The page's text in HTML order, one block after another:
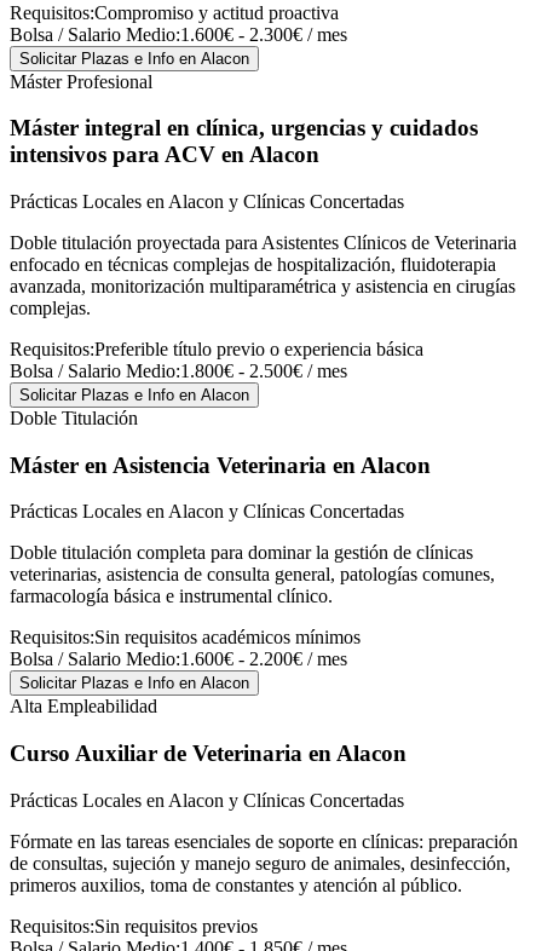
Requisitos:Compromiso y actitud proactiva
Bolsa / Salario Medio:1.600€ - 2.300€ / mes
Solicitar Plazas e Info en Alacon
Máster Profesional
Máster integral en clínica, urgencias y cuidados
intensivos para ACV en Alacon
Prácticas Locales en Alacon y Clínicas Concertadas
Doble titulación proyectada para Asistentes Clínicos de Veterinaria
enfocado en técnicas complejas de hospitalización, fluidoterapia
avanzada, monitorización multiparamétrica y asistencia en cirugías
complejas.
Requisitos:Preferible título previo o experiencia básica
Bolsa / Salario Medio:1.800€ - 2.500€ / mes
Solicitar Plazas e Info en Alacon
Doble Titulación
Máster en Asistencia Veterinaria en Alacon
Prácticas Locales en Alacon y Clínicas Concertadas
Doble titulación completa para dominar la gestión de clínicas
veterinarias, asistencia de consulta general, patologías comunes,
farmacología básica e instrumental clínico.
Requisitos:Sin requisitos académicos mínimos
Bolsa / Salario Medio:1.600€ - 2.200€ / mes
Solicitar Plazas e Info en Alacon
Alta Empleabilidad
Curso Auxiliar de Veterinaria en Alacon
Prácticas Locales en Alacon y Clínicas Concertadas
Fórmate en las tareas esenciales de soporte en clínicas: preparación
de consultas, sujeción y manejo seguro de animales, desinfección,
primeros auxilios, toma de constantes y atención al público.
Requisitos:Sin requisitos previos